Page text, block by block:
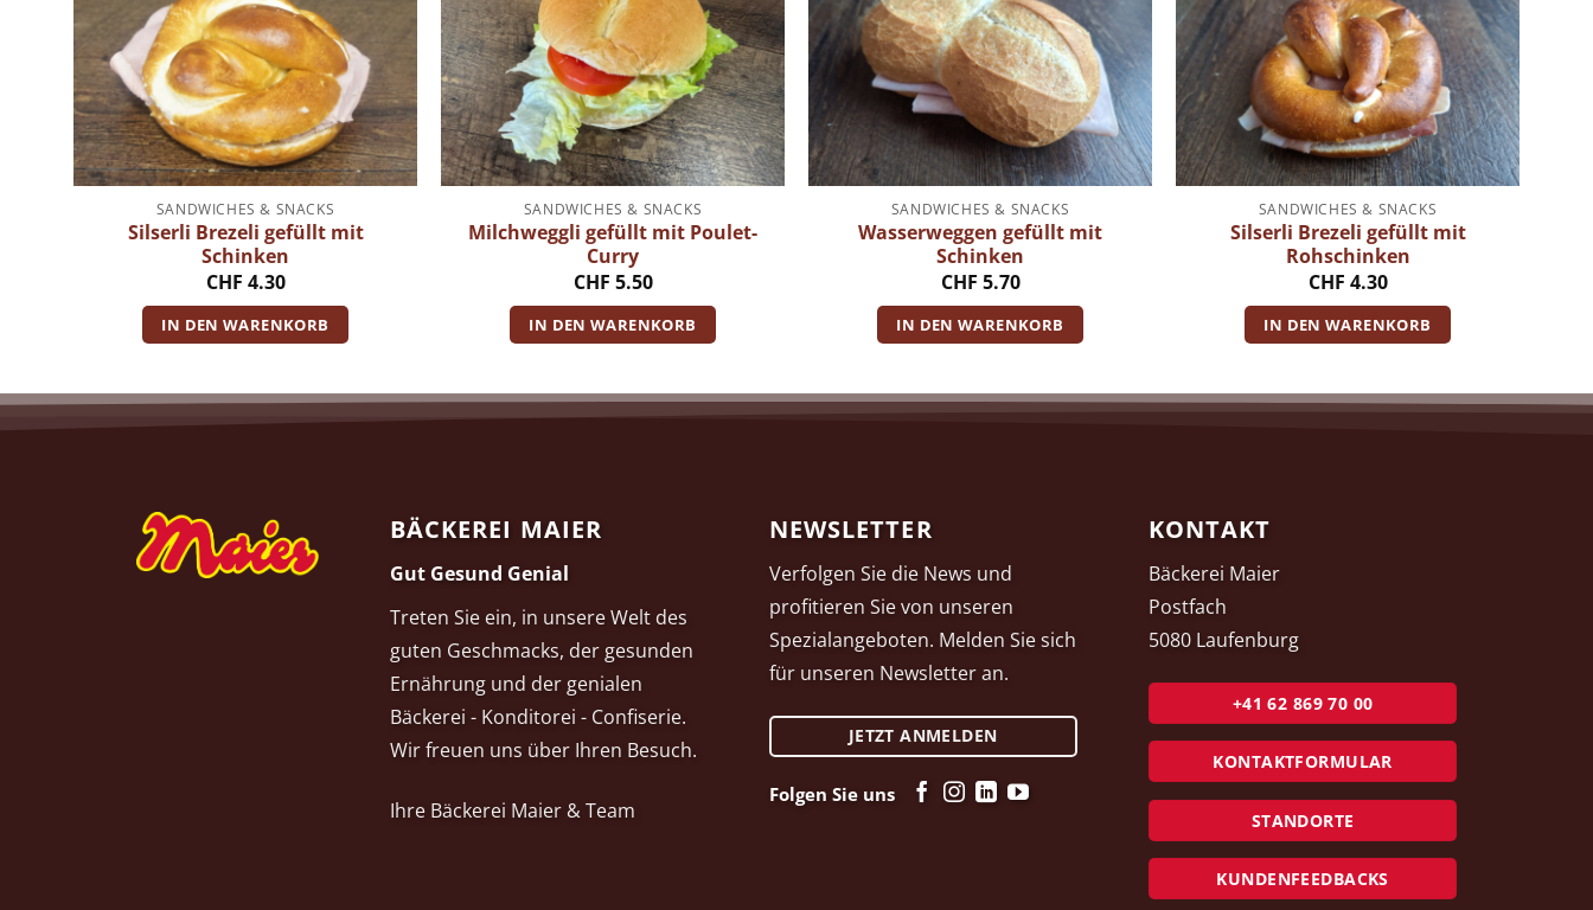
SANDWICHES & SNACKS
Silserli Brezeli gefüllt mit
Schinken
CHF 4.30
IN DEN WARENKORB
SANDWICHES & SNACKS
Milchweggli gefüllt mit Poulet-
Curry
CHF 5.50
IN DEN WARENKORB
SANDWICHES & SNACKS
Wasserweggen gefüllt mit
Schinken
CHF 5.70
IN DEN WARENKORB
SANDWICHES & SNACKS
Silserli Brezeli gefüllt mit
Rohschinken
CHF 4.30
IN DEN WARENKORB
BÄCKEREI MAIER
Gut Gesund Genial
Treten Sie ein, in unsere Welt des
guten Geschmacks, der gesunden
Ernährung und der genialen
Bäckerei - Konditorei - Confiserie.
Wir freuen uns über Ihren Besuch.
Ihre Bäckerei Maier & Team
NEWSLETTER
Verfolgen Sie die News und
profitieren Sie von unseren
Spezialangeboten. Melden Sie sich
für unseren Newsletter an.
JETZT ANMELDEN
Folgen Sie uns
KONTAKT
Bäckerei Maier
Postfach
5080 Laufenburg
+41 62 869 70 00
KONTAKTFORMULAR
STANDORTE
KUNDENFEEDBACKS